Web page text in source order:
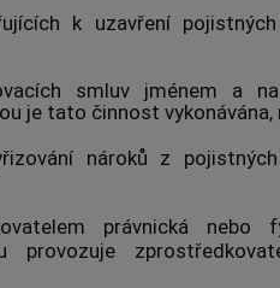
k uzavření
smluv jménem a
je tato činnost vykonávána,
nároků z
právnická nebo
provozuje